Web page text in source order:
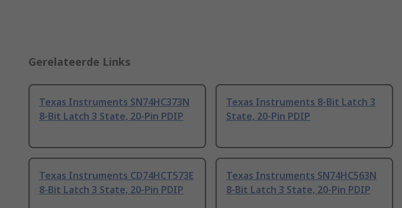
Gerelateerde Links
Texas Instruments SN74HC373N
8-Bit Latch 3 State, 20-Pin PDIP
Texas Instruments 8-Bit Latch 3
State, 20-Pin PDIP
Texas Instruments CD74HCT573E
8-Bit Latch 3 State, 20-Pin PDIP
Texas Instruments SN74HC563N
8-Bit Latch 3 State, 20-Pin PDIP